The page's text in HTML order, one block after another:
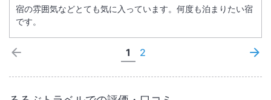
宿の雰囲気などとても気に入っています。何度も泊まりたい宿
です。
1 2